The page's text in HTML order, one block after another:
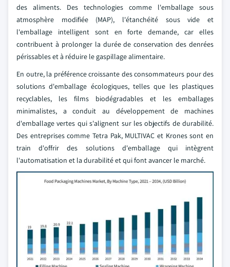
des aliments. Des technologies comme l'emballage sous
atmosphère modifiée (MAP), l'étanchéité sous vide et
l'emballage intelligent sont en forte demande, car elles
contribuent à prolonger la durée de conservation des denrées
périssables et à réduire le gaspillage alimentaire.
En outre, la préférence croissante des consommateurs pour des
solutions d'emballage écologiques, telles que les plastiques
recyclables, les films biodégradables et les emballages
minimalistes, a conduit au développement de machines
d'emballage vertes qui s'alignent sur les objectifs de durabilité.
Des entreprises comme Tetra Pak, MULTIVAC et Krones sont en
train d'offrir des solutions d'emballage qui intègrent
l'automatisation et la durabilité et qui font avancer le marché.